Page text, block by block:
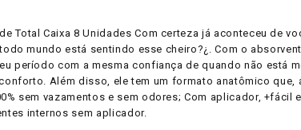
Total Caixa 8 Unidades Com certeza já aconteceu de
mundo está sentindo esse cheiro?¿. Com o
período com a mesma confiança de quando não está
Além disso, ele tem um formato anatômico
sem vazamentos e sem odores; Com aplicador,
internos sem aplicador.